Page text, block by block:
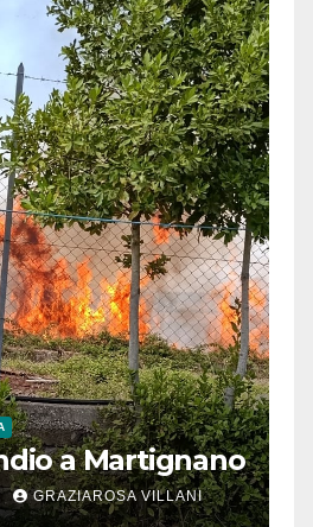
a Martignano
GRAZIAROSA VILLANI